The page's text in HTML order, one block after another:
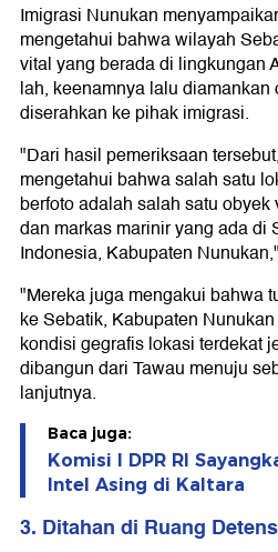
Imigrasi Nunukan
mengetahui bahwa wilayah
vital yang berada di lingkungan
lah, keenamnya lalu diamankan
diserahkan ke pihak imigrasi.
"Dari hasil pemeriksaan
mengetahui bahwa salah satu
berfoto adalah salah satu
dan markas marinir yang ada di
Indonesia, Kabupaten
"Mereka juga mengakui bahwa
ke Sebatik, Kabupaten
kondisi gegrafis lokasi terdekat
dibangun dari Tawau menuju
lanjutnya.
Baca juga:
Komisi I DPR RI
Intel Asing di Kaltara
3. Ditahan di Ruang